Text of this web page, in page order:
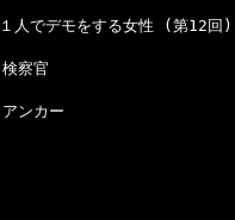
デモをする女性 (第12回)
官
ンカー